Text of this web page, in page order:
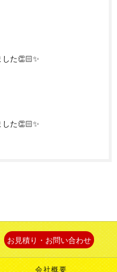
た👏🏻✨
た👏🏻✨
お見積り・お問い合わせ
会社概要